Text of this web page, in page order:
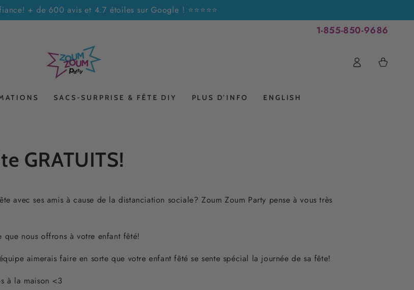
+ de 600 avis et 4.7 étoiles sur Google ! ⭐⭐⭐⭐⭐
1-855-850-9686
SACS-SURPRISE & FÊTE DIY PLUS D'INFO ENGLISH
Connexion Panier
GRATUITS!
avec ses amis à cause de la distanciation sociale? Zoum Zoum Party pense à vous très
que nous offrons à votre enfant fêté!
aimerais faire en sorte que votre enfant fêté se sente spécial la journée de sa fête!
à la maison <3